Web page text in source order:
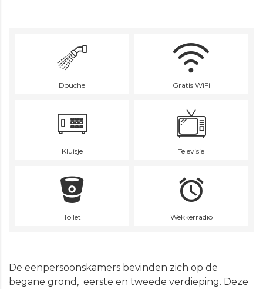
Douche Gratis WiFi
Kluisje Televisie
Toilet Wekkerradio
De eenpersoonskamers bevinden zich op de
begane grond, eerste en tweede verdieping. Deze